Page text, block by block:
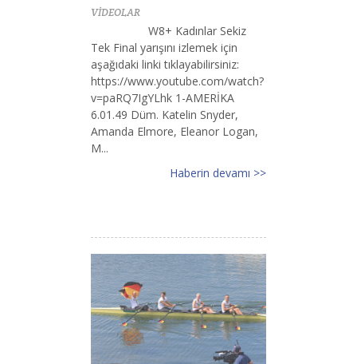
VİDEOLAR
W8+ Kadınlar Sekiz
Tek Final yarışını izlemek için
aşağıdaki linki tıklayabilirsiniz:
https://www.youtube.com/watch?
v=paRQ7IgYLhk 1-AMERİKA
6.01.49 Düm. Katelin Snyder,
Amanda Elmore, Eleanor Logan,
M...
Haberin devamı >>